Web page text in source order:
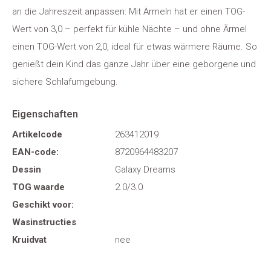
an die Jahreszeit anpassen: Mit Ärmeln hat er einen TOG-
Wert von 3,0 – perfekt für kühle Nächte – und ohne Ärmel
einen TOG-Wert von 2,0, ideal für etwas wärmere Räume. So
genießt dein Kind das ganze Jahr über eine geborgene und
sichere Schlafumgebung.
Eigenschaften
Artikelcode
263412019
EAN-code:
8720964483207
Dessin
Galaxy Dreams
TOG waarde
2.0/3.0
Geschikt voor:
Wasinstructies
Kruidvat
nee